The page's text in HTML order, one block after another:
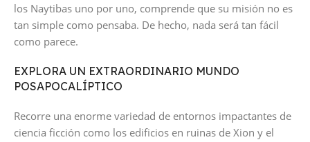
los Naytibas uno por uno, comprende que su misión no es
tan simple como pensaba. De hecho, nada será tan fácil
como parece.
EXPLORA UN EXTRAORDINARIO MUNDO
POSAPOCALÍPTICO
Recorre una enorme variedad de entornos impactantes de
ciencia ficción como los edificios en ruinas de Xion y el